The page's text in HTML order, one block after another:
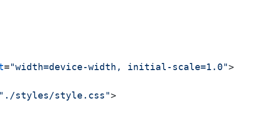
="width=device-width, initial-scale=1.0">
"./styles/style.css">